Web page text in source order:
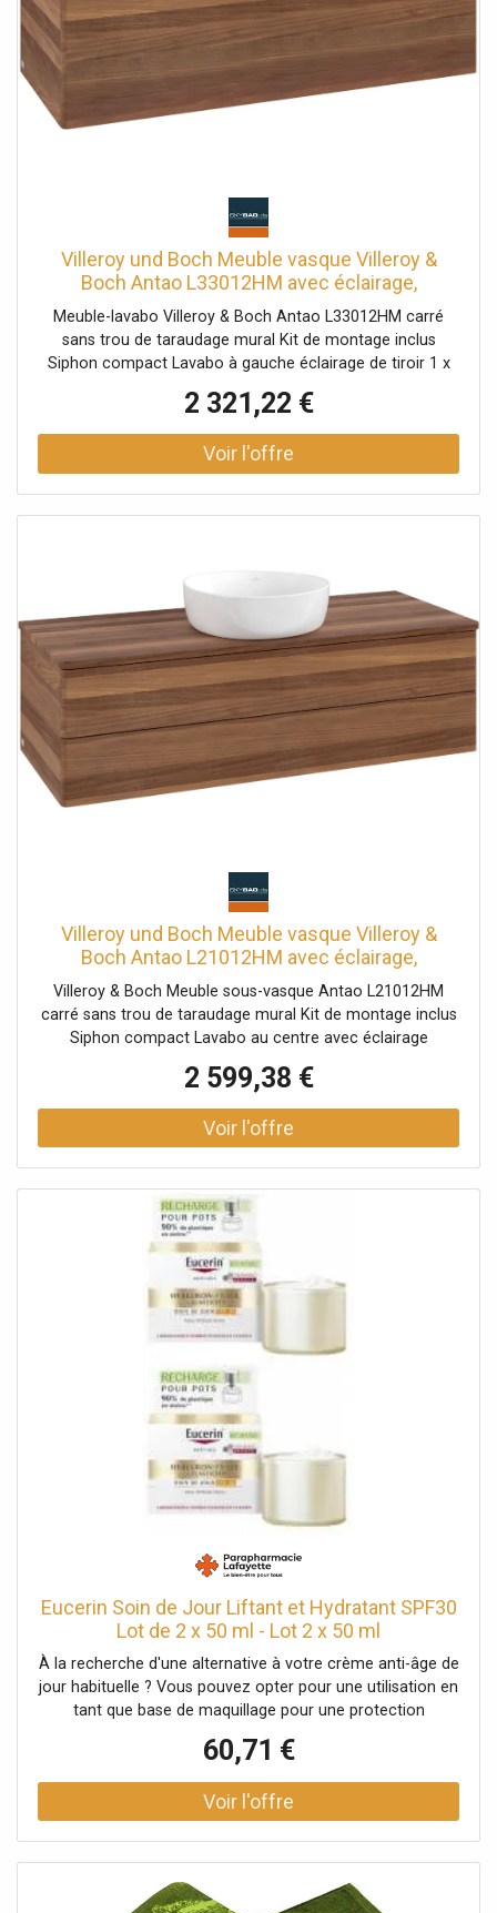
délicatement la crème du bout des doigts en effectuant
un léger mouvement ascendant. Cela permet de favoriser
la circulation sanguine et de faciliter l'absorption des
ingrédients nourrissants. ATTENTION : En cas de contact
avec les yeux, rincer immédiatement et abondamment.
Villeroy und Boch Meuble vasque Villeroy &
Boch Antao L33012HM avec éclairage,
dimensions 120 x 36 x 50 cm, plan vasque
couleur noyer chaud.
Meuble-lavabo Villeroy & Boch Antao L33012HM carré
sans trou de taraudage mural Kit de montage inclus
Siphon compact Lavabo à gauche éclairage de tiroir 1 x
compact 1 x Support Compatible avec : Antao : 4A72 40
4A73 51 Loop & Friends : 4A45 00/01 4A46 00/01 4A47
00/01 4A49 00/01 Collaro : 4A18 40 4A19 56 4A21 38
4A20 56 Artis : 4179 43 4178 41 4172 58
2 321,22 €
Villeroy und Boch Meuble vasque Villeroy &
Boch Antao L21012HM avec éclairage,
dimensions 120 x 36 x 50 cm, plan vasque
couleur noyer chaud.
Villeroy & Boch Meuble sous-vasque Antao L21012HM
carré sans trou de taraudage mural Kit de montage inclus
Siphon compact Lavabo au centre avec éclairage
meuble-lavabo 1 siphon compact 1 x Support Compatible
avec : Antao : 4A72 40 4A73 51 4A74 65 Loop & Friends :
4A45 00/01 4A46 00/01 4A47 00/01 4A48 00/01 4A49
4143 61
2 599,38 €
Eucerin Soin de Jour Liftant et Hydratant SPF30
Lot de 2 x 50 ml - Lot 2 x 50 ml
À la recherche d'une alternative à votre crème anti-âge de
jour habituelle ? Vous pouvez opter pour une utilisation en
tant que base de maquillage pour une protection
supplémentaire contre les agressions extérieures.
Appliquez une fine couche avant
60,71 €